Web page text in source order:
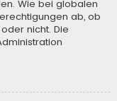
Wie bei globalen
ab, ob
nicht. Die